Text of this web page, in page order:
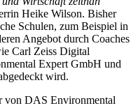
Heike Wilson. Bisher
Schulen, zum Beispiel in
Angebot durch Coaches
Carl Zeiss Digital
Expert GmbH und
wird.
von DAS Environmental